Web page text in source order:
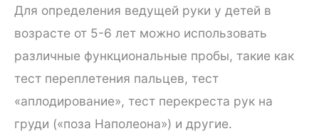
Для определения ведущей руки у детей в
возрасте от 5-6 лет можно использовать
различные функциональные пробы, такие как
тест переплетения пальцев, тест
«аплодирование», тест перекреста рук на
груди («поза Наполеона») и другие.